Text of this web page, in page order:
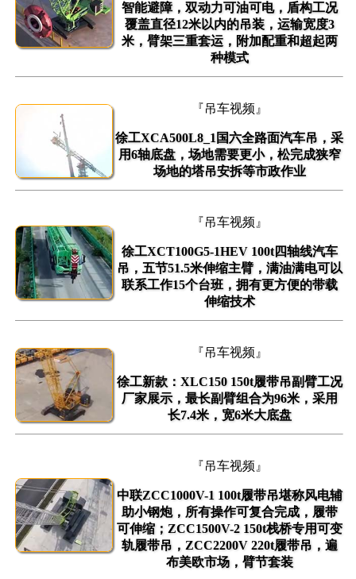
智能避障，双动力可油可电，盾构工况
覆盖直径12米以内的吊装，运输宽度3
米，臂架三重套运，附加配重和超起两
种模式
『吊车视频』
徐工XCA500L8_1国六全路面汽车吊，采
用6轴底盘，场地需要更小，松完成狭窄
场地的塔吊安拆等市政作业
『吊车视频』
徐工XCT100G5-1HEV 100t四轴线汽车
吊，五节51.5米伸缩主臂，满油满电可以
联系工作15个台班，拥有更方便的带载
伸缩技术
『吊车视频』
徐工新款：XLC150 150t履带吊副臂工况
厂家展示，最长副臂组合为96米，采用
长7.4米，宽6米大底盘
『吊车视频』
中联ZCC1000V-1 100t履带吊堪称风电辅
助小钢炮，所有操作可复合完成，履带
可伸缩；ZCC1500V-2 150t栈桥专用可变
轨履带吊，ZCC2200V 220t履带吊，遍
布美欧市场，臂节套装